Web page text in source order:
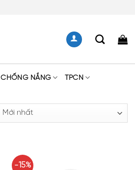
CHỐNG NẮNG TPCN
-15%